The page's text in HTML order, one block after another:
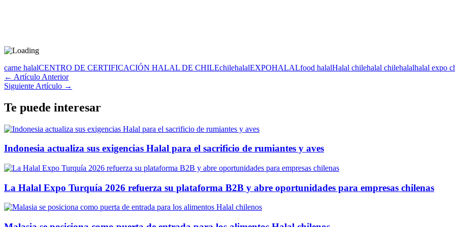
carne halalCENTRO DE CERTIFICACIÓN HALAL DE CHILEchilehalalEXPOHALALfood halalHalal chilehalal chilehalalhalal expo
← Artículo Anterior
Siguiente Artículo →
Te puede interesar
Indonesia actualiza sus exigencias Halal para el sacrificio de rumiantes y aves
La Halal Expo Turquía 2026 refuerza su plataforma B2B y abre oportunidades para empresas chilenas